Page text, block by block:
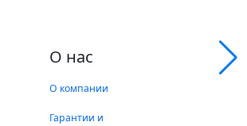
О нас
О компании
Гарантии и